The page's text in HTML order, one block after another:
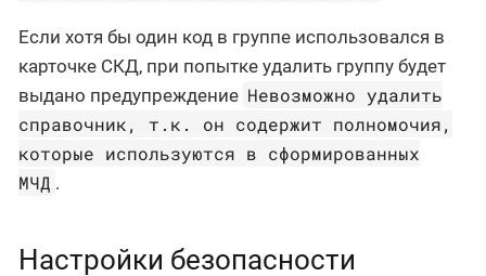
Если хотя бы один код в группе использовался в
карточке СКД, при попытке удалить группу будет
выдано предупреждение Невозможно удалить
справочник, т.к. он содержит полномочия,
которые используются в сформированных
МЧД .
Настройки безопасности